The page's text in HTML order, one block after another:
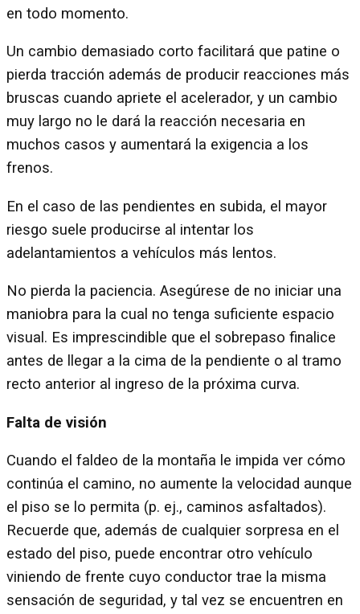
en todo momento.
Un cambio demasiado corto facilitará que patine o
pierda tracción además de producir reacciones más
bruscas cuando apriete el acelerador, y un cambio
muy largo no le dará la reacción necesaria en
muchos casos y aumentará la exigencia a los
frenos.
En el caso de las pendientes en subida, el mayor
riesgo suele producirse al intentar los
adelantamientos a vehículos más lentos.
No pierda la paciencia. Asegúrese de no iniciar una
maniobra para la cual no tenga suficiente espacio
visual. Es imprescindible que el sobrepaso finalice
antes de llegar a la cima de la pendiente o al tramo
recto anterior al ingreso de la próxima curva.
Falta de visión
Cuando el faldeo de la montaña le impida ver cómo
continúa el camino, no aumente la velocidad aunque
el piso se lo permita (p. ej., caminos asfaltados).
Recuerde que, además de cualquier sorpresa en el
estado del piso, puede encontrar otro vehículo
viniendo de frente cuyo conductor trae la misma
sensación de seguridad, y tal vez se encuentren en